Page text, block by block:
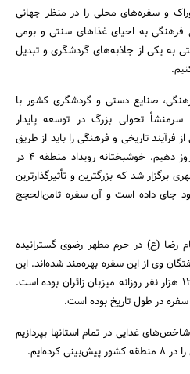
و سفره‌های محلی را در منظر جهانی
به احیای غذاهای سنتی و بومی
به یکی از جاذبه‌های گردشگری و تبدیل
صنایع دستی و گردشگری کشور با
تحولی بزرگ در توسعه پایدار
تاریخی و فرهنگی را باید از طریق
سفره ایرانی در توسعه گردشگری بروز دهیم. خوشبختانه رویداد منطقه 4 در
شد که بزرگترین و تأثیرگذارترین
جای داده است و آن سفره ثامن‌الحجج
رضا (ع) در حرم مطهر رضوی گسترانیده
وی از این سفره بهره‌مند شده‌اند. این
سفره در ماه رمضان نیز با بیش از 12 هزار نفر روزانه میزبان زائران بوده است.
سفره در طول تاریخ بوده است.
غذایی در تمام استانها بپردازیم